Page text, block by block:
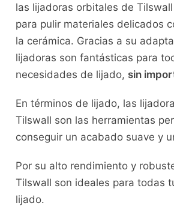
las lijadoras orbitales de
para pulir materiales delicados
la cerámica. Gracias a su
lijadoras son fantásticas para
necesidades de lijado, sin
En términos de lijado, las
Tilswall son las herramientas
conseguir un acabado suave y
Por su alto rendimiento y
Tilswall son ideales para todas
lijado.